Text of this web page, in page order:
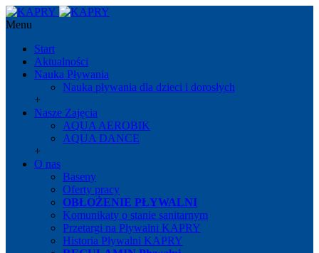
Menu
Start
Aktualności
Nauka Pływania
Nauka pływania dla dzieci i dorosłych
+
Nasze Zajęcia
AQUA AEROBIK
AQUA DANCE
+
O nas
Baseny
Oferty pracy
OBŁOŻENIE PŁYWALNI
Komunikaty o stanie sanitarnym
Przetargi na Pływalni KAPRY
Historia Pływalni KAPRY